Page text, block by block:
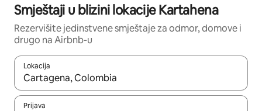
Smještaji u blizini lokacije Kartahena
Rezervišite jedinstvene smještaje za odmor, domove i
drugo na Airbnb-u
Lokacija
Kad su rezultati dostupni, možete da se krećete kroz njih
Prijava